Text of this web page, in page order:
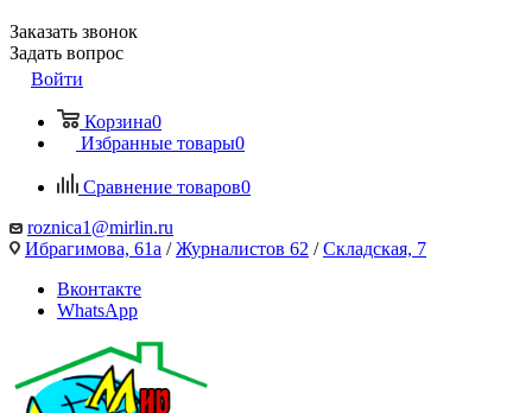
Заказать звонок
Задать вопрос
Войти
Корзина0
Избранные товары0
Сравнение товаров0
roznica1@mirlin.ru
Ибрагимова, 61а /Журналистов 62 /Складская, 7
Вконтакте
WhatsApp